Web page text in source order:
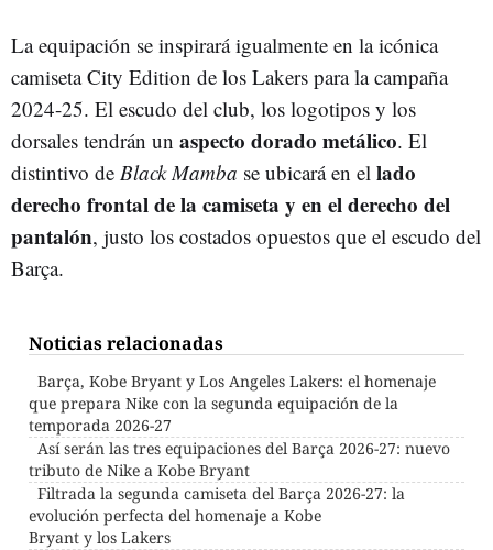
La equipación se inspirará igualmente en la icónica
camiseta City Edition de los Lakers para la campaña
2024-25. El escudo del club, los logotipos y los
dorsales tendrán un aspecto dorado metálico. El
distintivo de Black Mamba se ubicará en el lado
derecho frontal de la camiseta y en el derecho del
pantalón, justo los costados opuestos que el escudo del
Barça.
Noticias relacionadas
Barça, Kobe Bryant y Los Angeles Lakers: el homenaje
que prepara Nike con la segunda equipación de la
temporada 2026-27
Así serán las tres equipaciones del Barça 2026-27: nuevo
tributo de Nike a Kobe Bryant
Filtrada la segunda camiseta del Barça 2026-27: la
evolución perfecta del homenaje a Kobe
Bryant y los Lakers